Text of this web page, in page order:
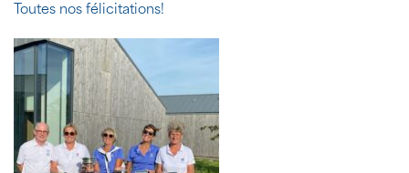
Toutes nos félicitations!